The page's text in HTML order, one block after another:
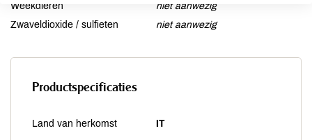
Weekdieren
niet aanwezig
Zwaveldioxide / sulfieten
niet aanwezig
Productspecificaties
Land van herkomst IT